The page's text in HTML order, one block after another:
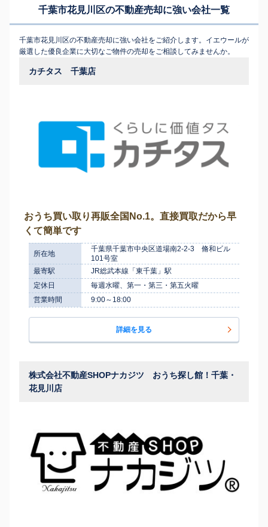
千葉市花見川区の不動産売却に強い会社一覧
千葉市花見川区の不動産売却に強い会社をご紹介します。イエウールが
厳選した優良企業に大切なご物件の売却をご相談してみませんか。
カチタス 千葉店
おうち買い取り再販全国No.1。直接買取だから早
くて簡単です
所在地
千葉県千葉市中央区道場南2-2-3 脩和ビル
101号室
最寄駅
JR総武本線「東千葉」駅
定休日
毎週水曜、第一・第三・第五火曜
営業時間
9:00～18:00
詳細を見る
株式会社不動産SHOPナカジツ おうち探し館！千葉・
花見川店